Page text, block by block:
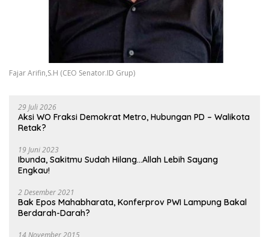
Fajar Arifin,S.H (CEO Senator.ID Grup)
29 Juli 2026
Aksi WO Fraksi Demokrat Metro, Hubungan PD – Walikota
Retak?
19 Juni 2023
Ibunda, Sakitmu Sudah Hilang…Allah Lebih Sayang
Engkau!
2 Desember 2021
Bak Epos Mahabharata, Konferprov PWI Lampung Bakal
Berdarah-Darah?